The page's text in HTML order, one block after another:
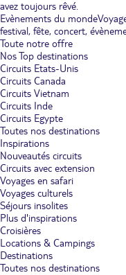
avez toujours rêvé.
Evènements du monde
festival, fête, concert,
Toute notre offre
Nos Top destinations
Circuits Etats-Unis
Circuits Canada
Circuits Vietnam
Circuits Inde
Circuits Egypte
Toutes nos destinations
Inspirations
Nouveautés circuits
Circuits avec extension
Voyages en safari
Voyages culturels
Séjours insolites
Plus d'inspirations
Croisières
Locations & Campings
Destinations
Toutes nos destinations